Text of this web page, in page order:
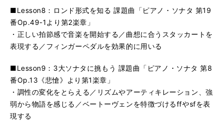
■Lesson8：ロンド形式を知る 課題曲「ピアノ・ソナタ 第19
番Op.49-1より第2楽章」
・正しい拍節感で音楽を開始する／曲想に合うスタッカートを
表現する／フィンガーペダルを効果的に用いる
■Lesson9：3大ソナタに挑もう 課題曲「ピアノ・ソナタ 第8
番Op.13《悲愴》より第1楽章」
・調性の変化をとらえる／リズムやアーティキレーション、強
弱から物語を感じる／ベートーヴェンを特徴づけるffやsfを表
現する